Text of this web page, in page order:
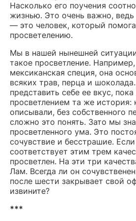
Насколько его поучения
жизнью. Это очень важно,
— это человек, который
просветелению.
Мы в нашей нынешней
такое просветление.
мексиканская специя, она
всяких трав, перца и
представить себе ее вкус,
просветлением та же история:
описывали, без собственного
сложно это понять. Зато мы
просветленного ума. Это
сочувствие и бесстрашие.
соответствует этим трем
просветлен. На эти три
Лам. Всегда ли он
после шести закрывает свой
извините?
***